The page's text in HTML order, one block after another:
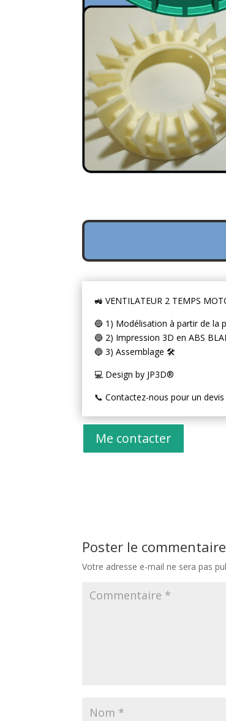
🚜 VENTILATEUR 2 TEMPS
🔵 1) Modélisation à partir de la
🔵 2) Impression 3D en ABS
🔵 3) Assemblage 🛠️
💻 Design by JP3D®
📞 Contactez-nous pour un
Me contacter
Poster le commentaire
Votre adresse e-mail ne sera pas